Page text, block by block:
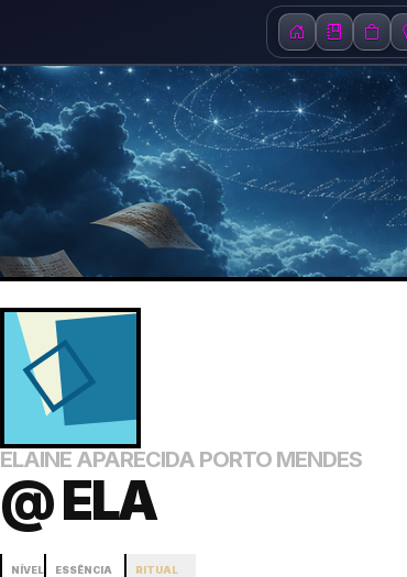
ELAINE APARECIDA PORTO MENDES
@ ELA
NÍVEL ESSÊNCIA RITUAL